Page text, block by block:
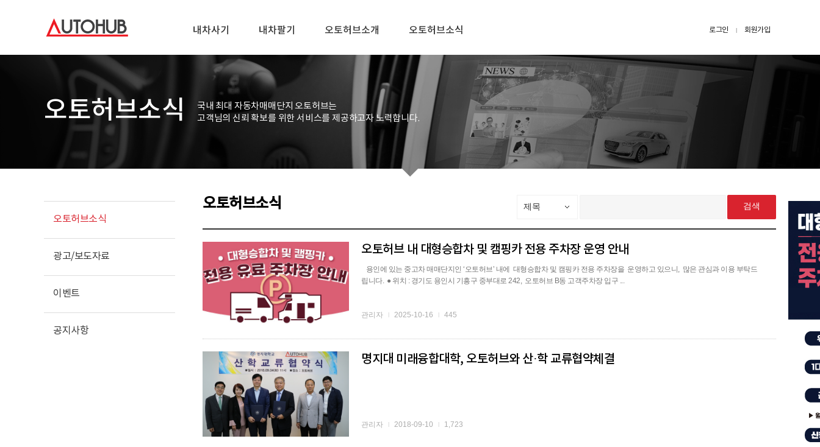
내차사기 내차팔기 오토허브소개 오토허브소식 로그인 l 회원가입
오토허브소식
국내 최대 자동차매매단지 오토허브는
고객님의 신뢰 확보를 위한 서비스를 제공하고자 노력합니다.
오토허브소식
광고/보도자료
이벤트
공지사항
오토허브소식 제목 검색
오토허브 내 대형승합차 및 캠핑카 전용 주차장 운영 안내
용인에 있는 중고차 매매단지인 ‘오토허브’ 내에 대형승합차 및 캠핑카 전용 주차장을 운영하고 있으니, 많은 관심과 이용 부탁드
립니다. ● 위치 : 경기도 용인시 기흥구 중부대로 242, 오토허브 B동 고객주차장 입구 ...
관리자 l 2025-10-16 l 445
명지대 미래융합대학, 오토허브와 산·학 교류협약체결
관리자 l 2018-09-10 l 1,723